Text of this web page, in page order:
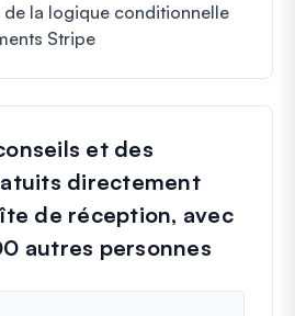
la logique conditionnelle
Stripe
et des
directement
de réception, avec
autres personnes